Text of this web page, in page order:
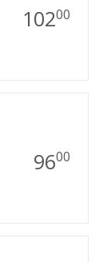
10200
9600